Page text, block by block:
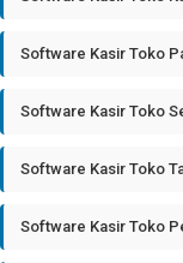
Software Kasir Toko
Software Kasir Toko
Software Kasir Toko
Software Kasir Toko